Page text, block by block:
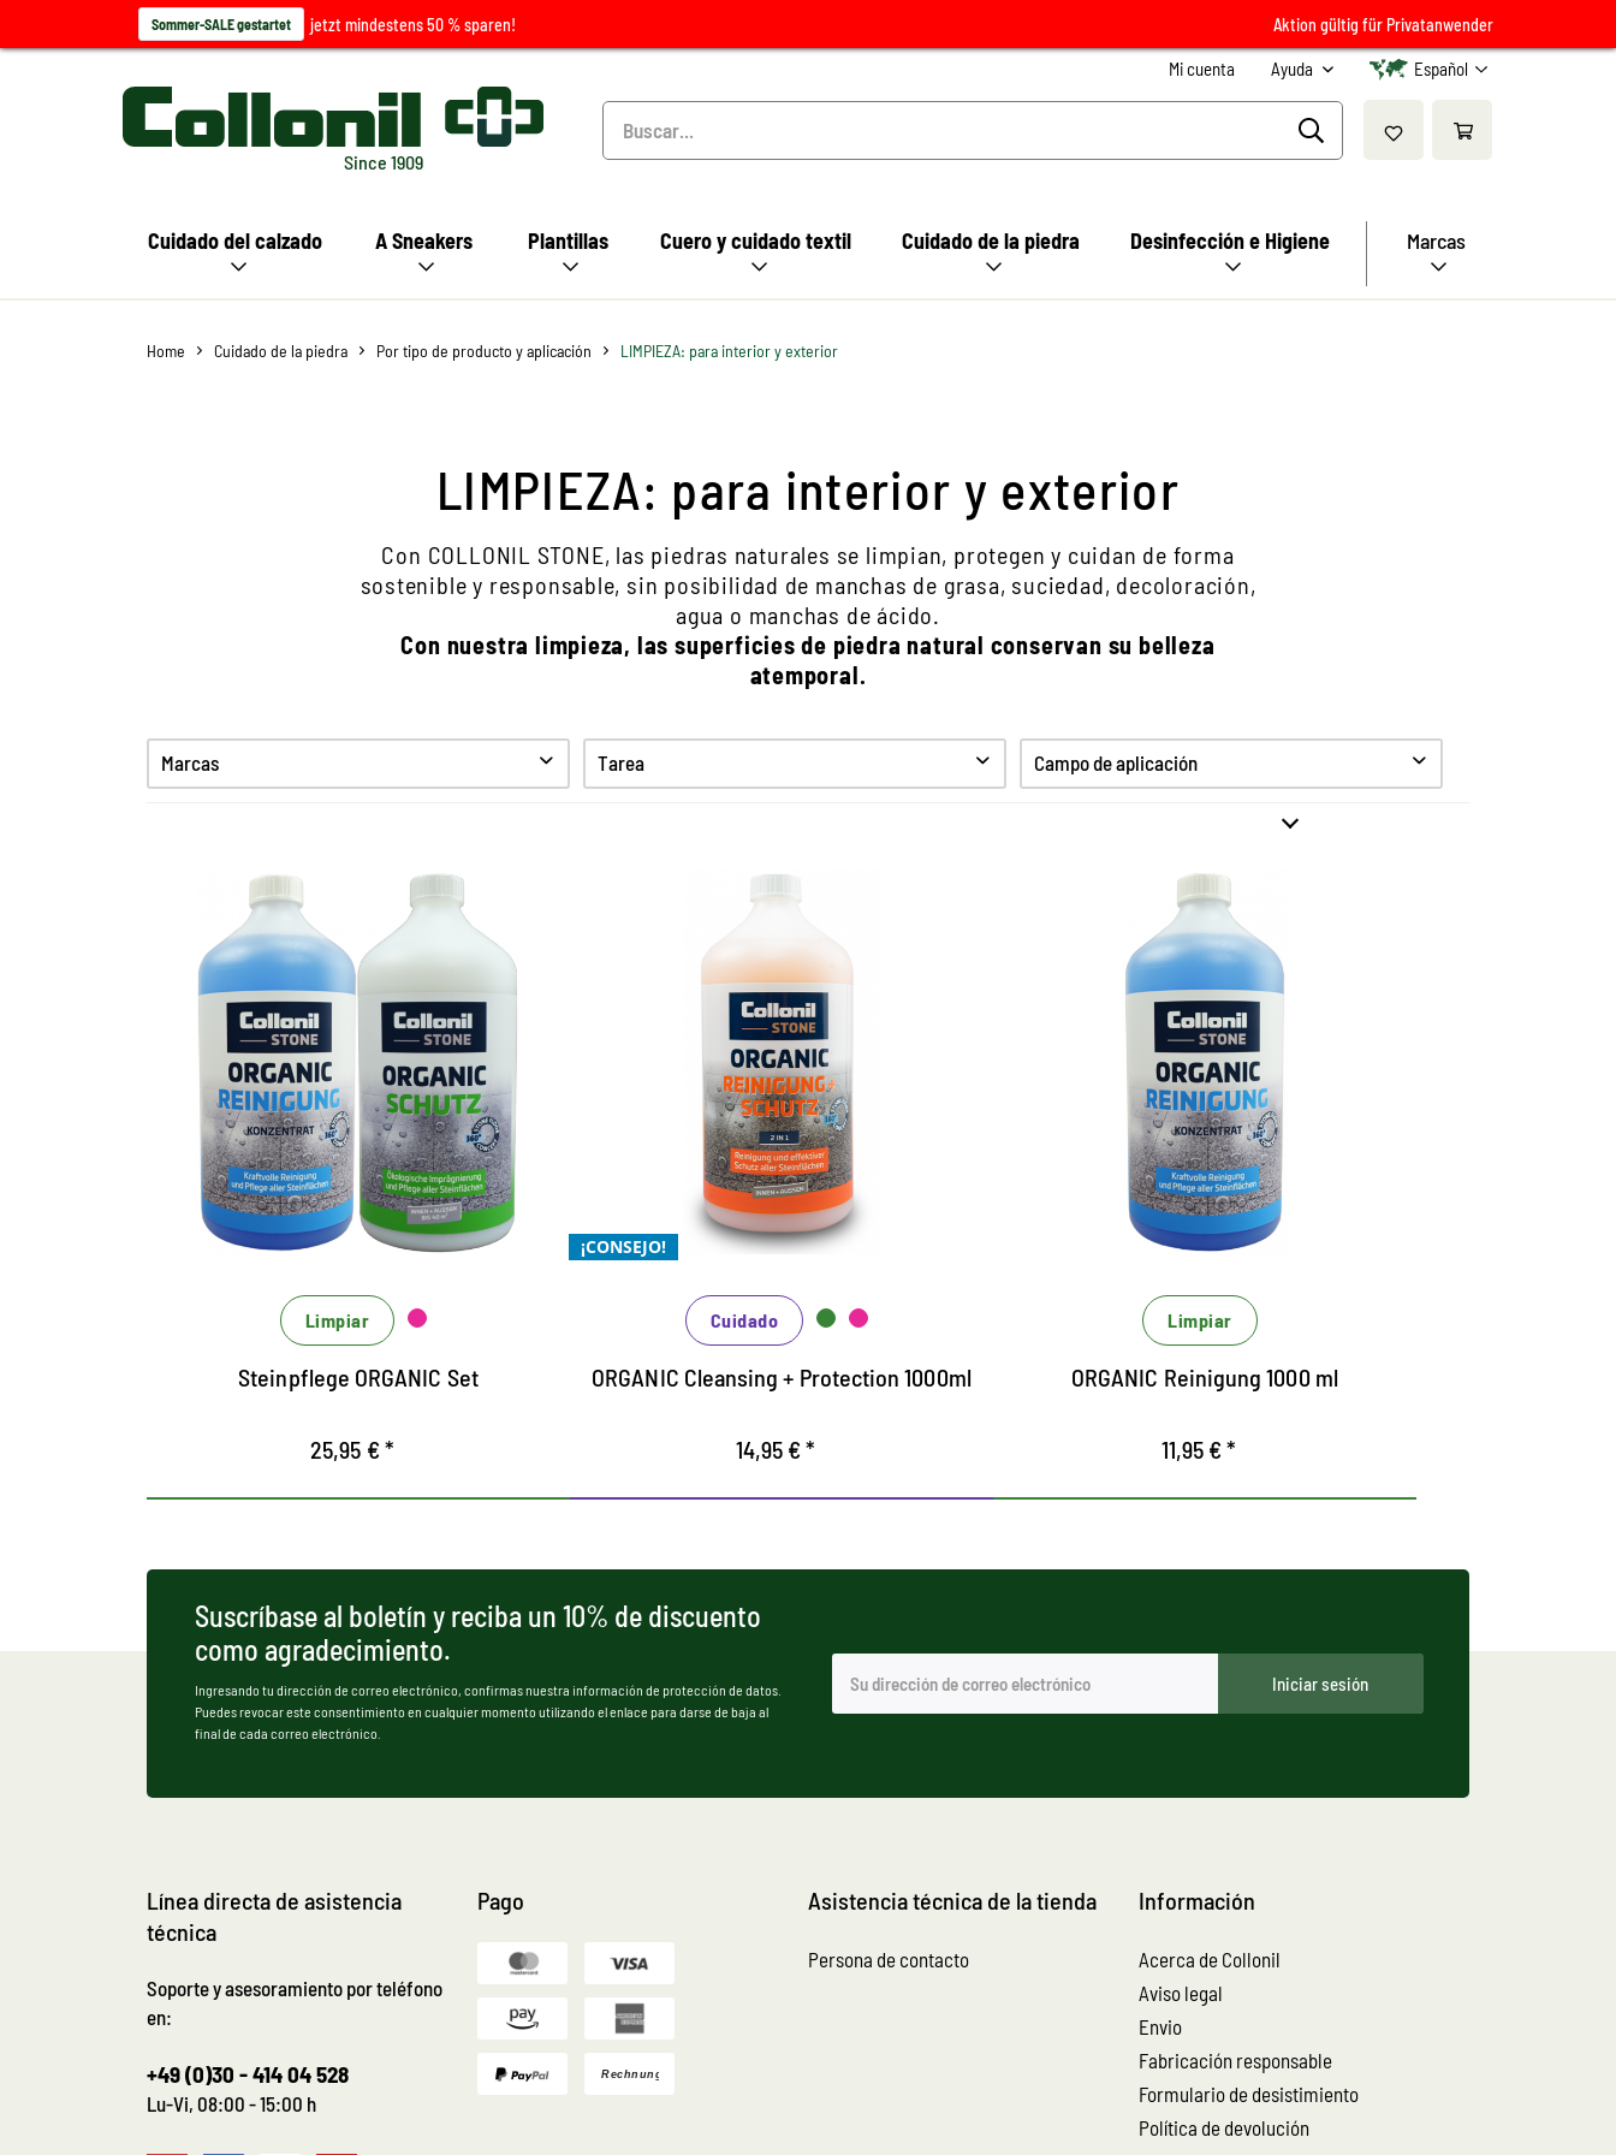
Sommer-SALE gestartet jetzt mindestens 50 % sparen! Aktion gültig für Privatanwender
Mi cuenta Ayuda Español
Since 1909
Cuidado del calzado A Sneakers Plantillas Cuero y cuidado textil Cuidado de la piedra Desinfección e Higiene Marcas
Home Cuidado de la piedra Por tipo de producto y aplicación LIMPIEZA: para interior y exterior
LIMPIEZA: para interior y exterior
Con COLLONIL STONE, las piedras naturales se limpian, protegen y cuidan de forma
sostenible y responsable, sin posibilidad de manchas de grasa, suciedad, decoloración,
agua o manchas de ácido.
Con nuestra limpieza, las superficies de piedra natural conservan su belleza
atemporal.
Marcas Tarea Campo de aplicación
Conjunto de limpieza y
protección para todas las
piedras naturales y
artificiales.
El conjunto consta de 1 x limpieza orgánica
(1000 ml) y 1 x protección de orgánica (1000
ml)
Para limpieza sin complicaciones y
impermeabilización de alta tecnología de
superficies de todo tipo de piedra en
Refres las superficies de piedra y ofrece
Limpiar
Steinpflege ORGANIC Set
25,95 € *
¡CONSEJO!
La limpieza y protección
universal 2 en 1 para todos
los estilos naturales y
artificiales.
Limpieza orgánica sin ácido con función
protectora integrada para todas las
piedras naturales y artificiales.
Mármol, arena y piedra caliza, azulejos de
cerámica, granito, pizarra, concreto y
superficies de piedra sensibles
Elimina poderoso sucio y depósitos
basados ​​en materias primas renovables
Cuidado
ORGANIC Cleansing + Protection 1000ml
14,95 € *
Concentrado de limpieza
para todos los tipos de
piedras naturales y
artificiales.
Limpia sin ácido, también mármol,
arenisca y caliza, azulejos de cerámica,
granito y pizarra.
capas antiguas, con cuidado basado de
materias primas naturalmente renovables.
Receta para una limpieza fácil de material
de superficies de piedra sensibles.
Limpiar
ORGANIC Reinigung 1000 ml
11,95 € *
Suscríbase al boletín y reciba un 10% de discuento
como agradecimiento.
Ingresando tu dirección de correo electrónico, confirmas nuestra información de protección de datos.
Puedes revocar este consentimiento en cualquier momento utilizando el enlace para darse de baja al
final de cada correo electrónico.
Iniciar sesión
Línea directa de asistencia
técnica
Soporte y asesoramiento por teléfono
en:
+49 (0)30 - 414 04 528
Lu-Vi, 08:00 - 15:00 h
Pago Asistencia técnica de la tienda
Persona de contacto
Información
Acerca de Collonil
Aviso legal
Envio
Fabricación responsable
Formulario de desistimiento
Política de devolución